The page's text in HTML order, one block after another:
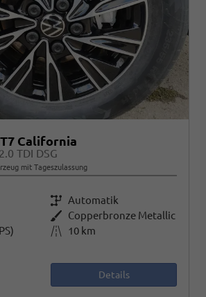
California
TDI DSG
mit Tageszulassung
Getriebe Automatik
Außenfarbe Copperbronze Metallic
Kilometerstand
10 km
Details